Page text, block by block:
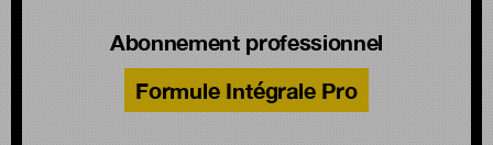
Abonnement professionnel
Formule Intégrale Pro